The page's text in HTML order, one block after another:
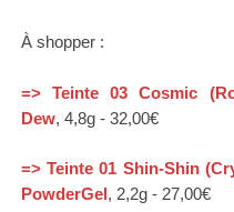
À shopper :
=> Teinte 03 Cosmic
Dew, 4,8g - 32,00€
=> Teinte 01 Shin-Shin
PowderGel, 2,2g - 27,00€